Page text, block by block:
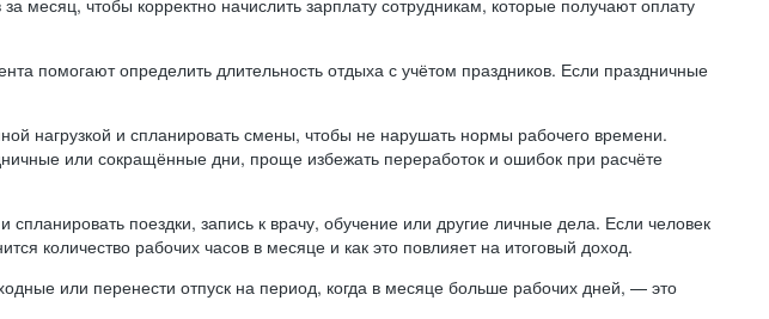
месяц, чтобы корректно начислить зарплату сотрудникам, которые получают оплату
помогают определить длительность отдыха с учётом праздников. Если праздничные
нагрузкой и спланировать смены, чтобы не нарушать нормы рабочего времени.
или сокращённые дни, проще избежать переработок и ошибок при расчёте
поездки, запись к врачу, обучение или другие личные дела. Если человек
количество рабочих часов в месяце и как это повлияет на итоговый доход.
или перенести отпуск на период, когда в месяце больше рабочих дней, — это